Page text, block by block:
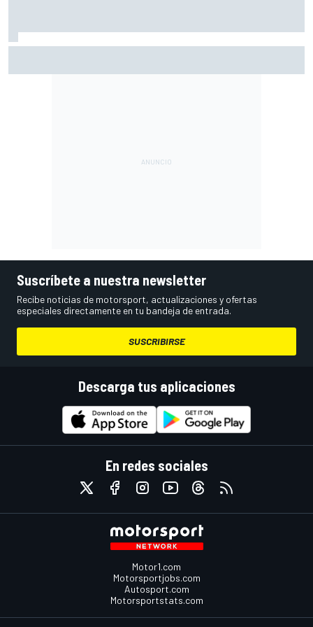
Suscríbete a nuestra newsletter
Recibe noticias de motorsport, actualizaciones y ofertas
especiales directamente en tu bandeja de entrada.
SUSCRIBIRSE
Descarga tus aplicaciones
En redes sociales
Motor1.com
Motorsportjobs.com
Autosport.com
Motorsportstats.com